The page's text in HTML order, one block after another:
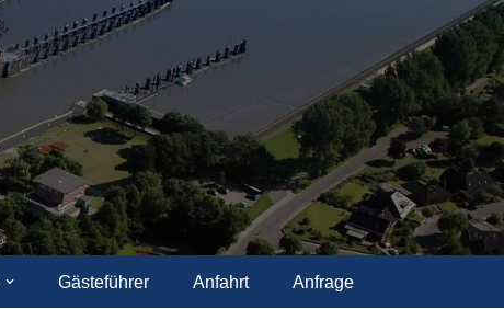
Gästeführer Anfahrt Anfrage